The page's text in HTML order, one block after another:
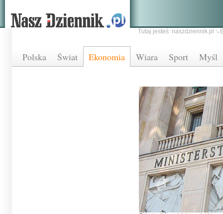
Polska Świat Ekonomia Wiara Sport Myśl
Tutaj jesteś: naszdziennik.pl